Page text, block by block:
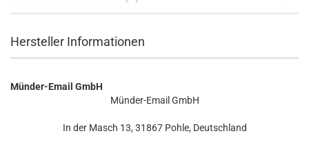
Hersteller Informationen
Münder-Email GmbH
Münder-Email GmbH
In der Masch 13, 31867 Pohle, Deutschland